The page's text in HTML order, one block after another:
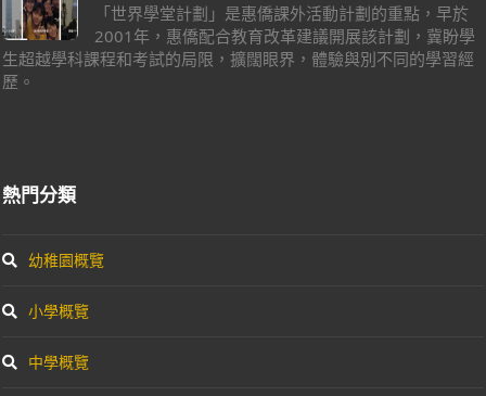
「世界學堂計劃」是惠僑課外活動計劃的重點，早於
2001年，惠僑配合教育改革建議開展該計劃，冀盼學
生超越學科課程和考試的局限，擴闊眼界，體驗與別不同的學習經
歷。
熱門分類
幼稚園概覽
小學概覽
中學概覽